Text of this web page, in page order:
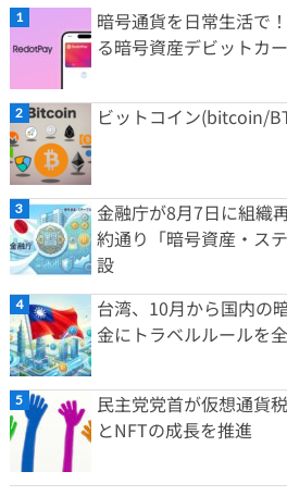
暗号通貨を日常生活で
る暗号資産デビットカ
ビットコイン(bitcoin/
金融庁が8月7日に組織
約通り「暗号資産・ス
設
台湾、10月から国内の
金にトラベルルールを
民主党党首が仮想通貨
とNFTの成長を推進